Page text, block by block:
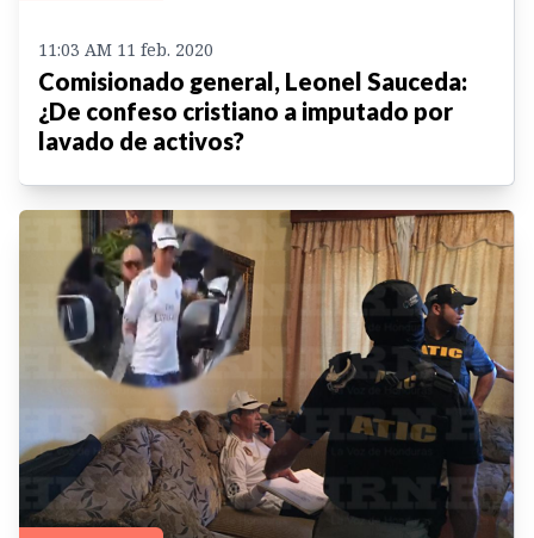
11:03 AM 11 feb. 2020
Comisionado general, Leonel Sauceda:
¿De confeso cristiano a imputado por
lavado de activos?